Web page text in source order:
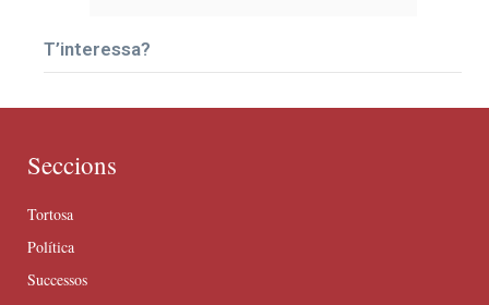
T’interessa?
Seccions
Tortosa
Política
Successos